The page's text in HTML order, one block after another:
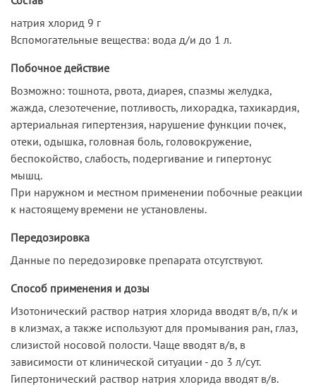
натрия хлорид 9 г
Вспомогательные вещества: вода д/и до 1 л.
Побочное действие
Возможно: тошнота, рвота, диарея, спазмы желудка,
жажда, слезотечение, потливость, лихорадка, тахикардия,
артериальная гипертензия, нарушение функции почек,
отеки, одышка, головная боль, головокружение,
беспокойство, слабость, подергивание и гипертонус
мышц.
При наружном и местном применении побочные реакции
к настоящему времени не установлены.
Передозировка
Данные по передозировке препарата отсутствуют.
Способ применения и дозы
Изотонический раствор натрия хлорида вводят в/в, п/к и
в клизмах, а также используют для промывания ран, глаз,
слизистой носовой полости. Чаще вводят в/в, в
зависимости от клинической ситуации - до 3 л/сут.
Гипертонический раствор натрия хлорида вводят в/в.